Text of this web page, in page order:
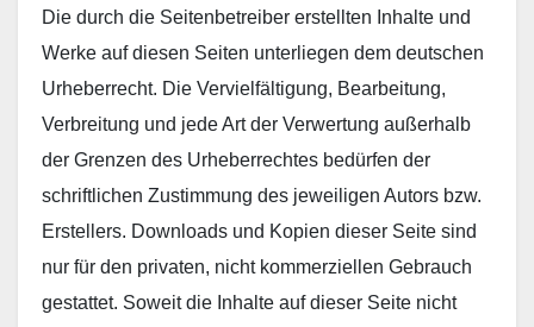
Die durch die Seitenbetreiber erstellten Inhalte und
Werke auf diesen Seiten unterliegen dem deutschen
Urheberrecht. Die Vervielfältigung, Bearbeitung,
Verbreitung und jede Art der Verwertung außerhalb
der Grenzen des Urheberrechtes bedürfen der
schriftlichen Zustimmung des jeweiligen Autors bzw.
Erstellers. Downloads und Kopien dieser Seite sind
nur für den privaten, nicht kommerziellen Gebrauch
gestattet. Soweit die Inhalte auf dieser Seite nicht